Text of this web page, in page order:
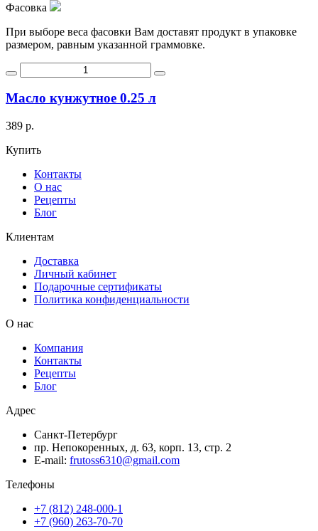
Фасовка
При выборе веса фасовки Вам доставят продукт в упаковке
размером, равным указанной граммовке.
Масло кунжутное 0.25 л
389 р.
Купить
Контакты
О нас
Рецепты
Блог
Клиентам
Доставка
Личный кабинет
Подарочные сертификаты
Политика конфиденциальности
О нас
Компания
Контакты
Рецепты
Блог
Адрес
Санкт-Петербург
пр. Непокоренных, д. 63, корп. 13, стр. 2
E-mail: frutoss6310@gmail.com
Телефоны
+7 (812) 248-000-1
+7 (960) 263-70-70